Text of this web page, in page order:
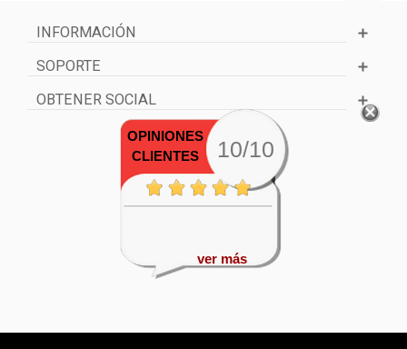
INFORMACIÓN
SOPORTE
OBTENER SOCIAL
OPINIONES
CLIENTES
10/10
ver más